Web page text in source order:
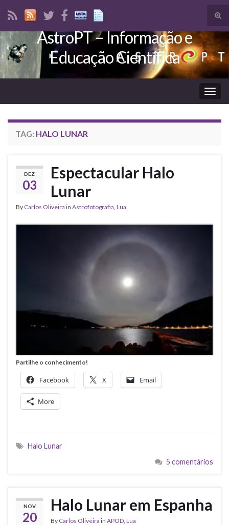
Search for:
AstroPT – Informação e
Educação Científica
TAG: HALO LUNAR
DEZ
03
Espectacular Halo
Lunar
By Carlos Oliveira in Astrofotografia, Lua
Partilhe o conhecimento!
Facebook X Email
More
Halo Lunar
5 comentários
NOV
20
Halo Lunar em Espanha
By Carlos Oliveira in APOD Lua